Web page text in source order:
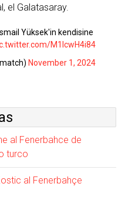
el Galatasaray.
Yüksek'in kendisine
M1lcwH4i84
November 1, 2024
al Fenerbahce de
turco
al Fenerbahçe